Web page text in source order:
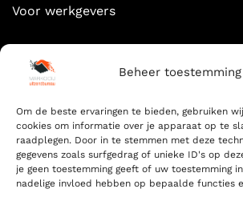
Beheer toestemming
Om de beste ervaringen te bieden, gebruiken
cookies om informatie over je apparaat op te
raadplegen. Door in te stemmen met deze
gegevens zoals surfgedrag of unieke ID's op
je geen toestemming geeft of uw toestemming
nadelige invloed hebben op bepaalde functies
Voor werkgevers
Socials
Zoeken